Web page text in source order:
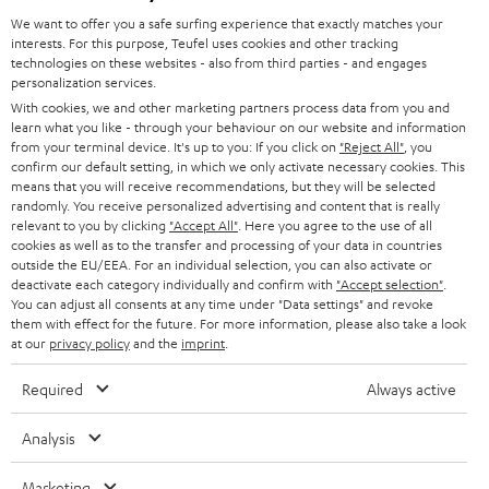
BARRIEREFREIHEIT
WEITERE LÄNDER
Vertrag widerrufen
We want to offer you a safe surfing experience that exactly matches your
interests. For this purpose, Teufel uses cookies and other tracking
technologies on these websites - also from third parties - and engages
personalization services.
With cookies, we and other marketing partners process data from you and
learn what you like - through your behaviour on our website and information
from your terminal device. It's up to you: If you click on "Reject All" , you
confirm our default setting, in which we only activate necessary cookies. This
means that you will receive recommendations, but they will be selected
randomly. You receive personalized advertising and content that is really
relevant to you by clicking "Accept All" . Here you agree to the use of all
cookies as well as to the transfer and processing of your data in countries
outside the EU/EEA. For an individual selection, you can also activate or
deactivate each category individually and confirm with "Accept selection"
You can adjust all consents at any time under "Data settings" and revoke
them with effect for the future. For more information, please also take a look
at our privacy policyand the imprint
Required Always active
Analysis